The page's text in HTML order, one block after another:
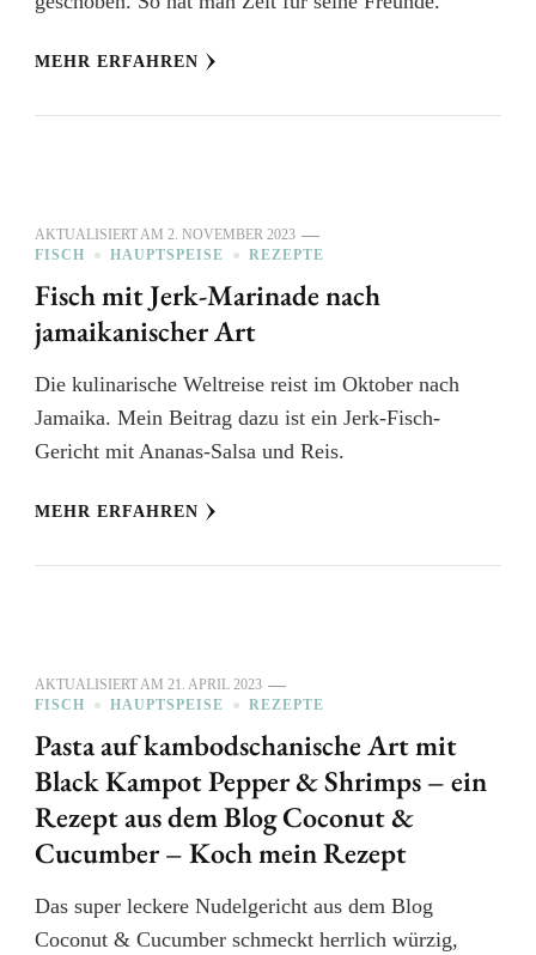
MEHR ERFAHREN
AKTUALISIERT AM 2. NOVEMBER 2023
FISCH
HAUPTSPEISE REZEPTE
Fisch mit Jerk-Marinade nach
jamaikanischer Art
Die kulinarische Weltreise reist im Oktober nach
Jamaika. Mein Beitrag dazu ist ein Jerk-Fisch-
Gericht mit Ananas-Salsa und Reis.
MEHR ERFAHREN
AKTUALISIERT AM 21. APRIL 2023
FISCH
HAUPTSPEISE REZEPTE
Pasta auf kambodschanische Art mit
Black Kampot Pepper & Shrimps – ein
Rezept aus dem Blog Coconut &
Cucumber – Koch mein Rezept
Das super leckere Nudelgericht aus dem Blog
Coconut & Cucumber schmeckt herrlich würzig,